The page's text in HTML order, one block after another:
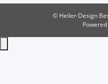
© Heiler-Design